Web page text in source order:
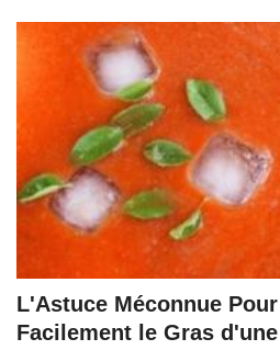
L'Astuce Méconnue
Facilement le Gras